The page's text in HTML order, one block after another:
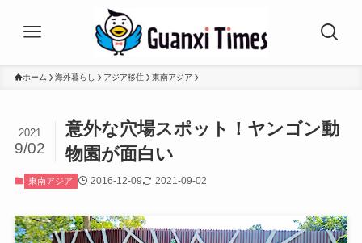
ホーム 海外暮らし アジア移住 東南アジア
意外な穴場スポット！ヤンゴン動
物園が面白い
2021
9/02
東南アジア 2016-12-09 2021-09-02